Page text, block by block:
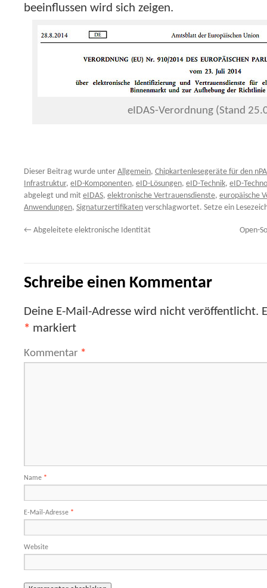
beeinflussen wird sich zeigen.
eIDAS-Verordnung (Stand
Dieser Beitrag wurde unter Allgemein, Chipkartenlesegeräte für den
Infrastruktur, eID-Komponenten, eID-Lösungen, eID-Technik, eID-
abgelegt und mit eIDAS, elektronische Vertrauensdienste, europäische
Anwendungen, Signaturzertifikaten verschlagwortet. Setze ein
← Abgeleitete elektronische Identität Open-
Schreibe einen Kommentar
Deine E-Mail-Adresse wird nicht veröffentlicht.
* markiert
Kommentar *
Name *
E-Mail-Adresse *
Website